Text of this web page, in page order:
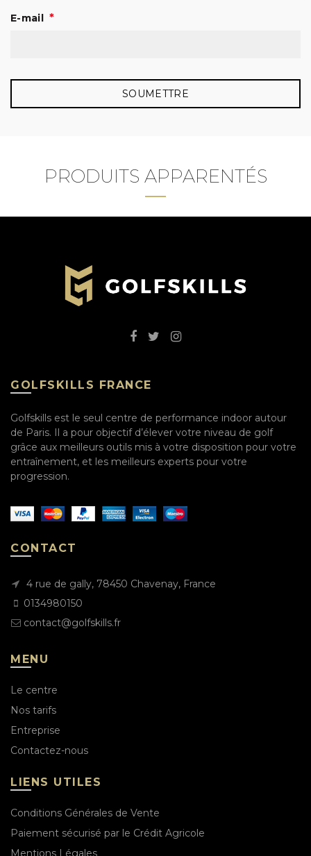
E-mail*
PRODUITS APPARENTÉS
GOLFSKILLS FRANCE
Golfskills est le seul centre de performance indoor autour
de Paris. Il a pour objectif d’élever votre niveau de golf
grâce aux meilleurs outils mis à votre disposition pour votre
entraînement, et les meilleurs experts pour votre
progression.
CONTACT
4 rue de gally, 78450 Chavenay, France
0134980150
contact@golfskills.fr
MENU
Le centre
Nos tarifs
Entreprise
Contactez-nous
LIENS UTILES
Conditions Générales de Vente
Paiement sécurisé par le Crédit Agricole
Mentions Légales